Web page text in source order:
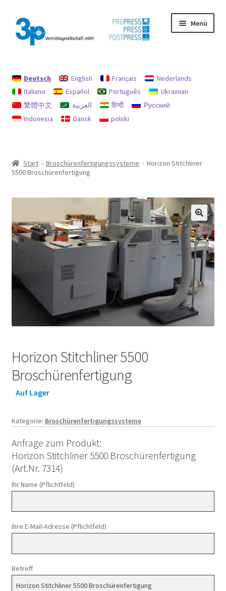
Zur
Navigation
springen
Zum
Inhalt
springen
Menü
Datenschutz
Gebrauchtmaschinen
Deutsch English Français
Nederlands
Italiano
Español Português
Ukrainian
繁體中文
العربية हिन्दी
Русский
Indonesia
Dansk polski
Start Broschürenfertigungssysteme
Horizon Stitchliner
5500 Broschürenfertigung
Horizon Stitchliner 5500
Broschürenfertigung
Auf Lager
Kategorie: Broschürenfertigungssysteme
Anfrage zum Produkt:
Horizon Stitchliner 5500 Broschürenfertigung
(Art.Nr. 7314)
Ihr Name (Pflichtfeld)
Ihre E-Mail-Adresse (Pflichtfeld)
Betreff